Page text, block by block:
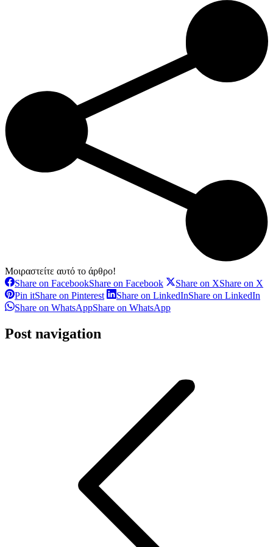
Μοιραστείτε αυτό το άρθρο!
Share on FacebookShare on Facebook Share on XShare on X
Pin itShare on Pinterest Share on LinkedInShare on LinkedIn
Share on WhatsAppShare on WhatsApp
Post navigation